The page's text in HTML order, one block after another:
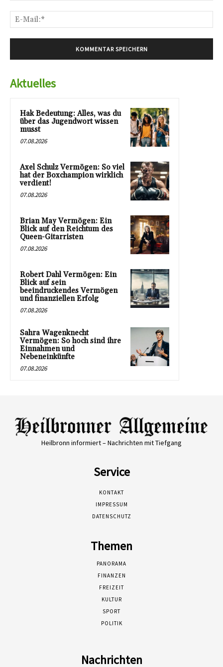
Aktuelles
Hak Bedeutung: Alles, was du
über das Jugendwort wissen
musst
07.08.2026
Axel Schulz Vermögen: So viel
hat der Boxchampion wirklich
verdient!
07.08.2026
Brian May Vermögen: Ein
Blick auf den Reichtum des
Queen-Gitarristen
07.08.2026
Robert Dahl Vermögen: Ein
Blick auf sein
beeindruckendes Vermögen
und finanziellen Erfolg
07.08.2026
Sahra Wagenknecht
Vermögen: So hoch sind ihre
Einnahmen und
Nebeneinkünfte
07.08.2026
Heilbronn informiert – Nachrichten mit Tiefgang
Service
KONTAKT
IMPRESSUM
DATENSCHUTZ
Themen
PANORAMA
FINANZEN
FREIZEIT
KULTUR
SPORT
POLITIK
Nachrichten